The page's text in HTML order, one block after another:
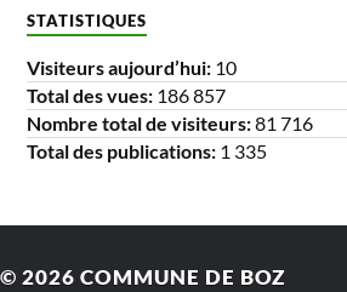
STATISTIQUES
Visiteurs aujourd’hui: 10
Total des vues: 186 857
Nombre total de visiteurs:81 716
Total des publications: 1 335
© 2026 COMMUNE DE BOZ